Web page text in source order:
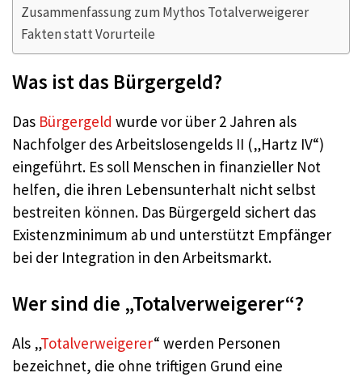
Zusammenfassung zum Mythos Totalverweigerer
Fakten statt Vorurteile
Was ist das Bürgergeld?
Das Bürgergeld wurde vor über 2 Jahren als
Nachfolger des Arbeitslosengelds II („Hartz IV“)
eingeführt. Es soll Menschen in finanzieller Not
helfen, die ihren Lebensunterhalt nicht selbst
bestreiten können. Das Bürgergeld sichert das
Existenzminimum ab und unterstützt Empfänger
bei der Integration in den Arbeitsmarkt.
Wer sind die „Totalverweigerer“?
Als „Totalverweigerer“ werden Personen
bezeichnet, die ohne triftigen Grund eine